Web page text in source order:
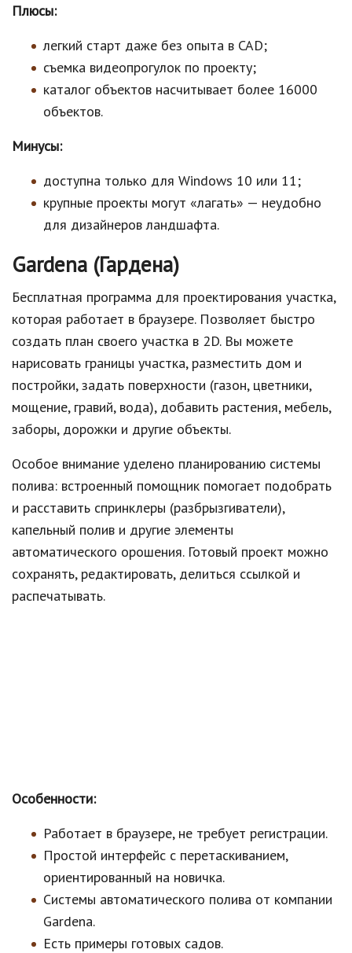
Плюсы:
легкий старт даже без опыта в CAD;
съемка видеопрогулок по проекту;
каталог объектов насчитывает более 16000
объектов.
Минусы:
доступна только для Windows 10 или 11;
крупные проекты могут «лагать» — неудобно
для дизайнеров ландшафта.
Gardena (Гардена)
Бесплатная программа для проектирования участка,
которая работает в браузере. Позволяет быстро
создать план своего участка в 2D. Вы можете
нарисовать границы участка, разместить дом и
постройки, задать поверхности (газон, цветники,
мощение, гравий, вода), добавить растения, мебель,
заборы, дорожки и другие объекты.
Особое внимание уделено планированию системы
полива: встроенный помощник помогает подобрать
и расставить спринклеры (разбрызгиватели),
капельный полив и другие элементы
автоматического орошения. Готовый проект можно
сохранять, редактировать, делиться ссылкой и
распечатывать.
Особенности:
Работает в браузере, не требует регистрации.
Простой интерфейс с перетаскиванием,
ориентированный на новичка.
Системы автоматического полива от компании
Gardena.
Есть примеры готовых садов.